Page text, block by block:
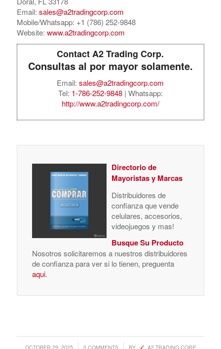
Email: sales@a2tradingcorp.com
Mobile/Whatsapp: +1 (786) 252-9848
Website: www.a2tradingcorp.com
Contact A2 Trading Corp.
Consultas al por mayor solamente.
Email:sales@a2tradingcorp.com
Tel: 1-786-252-9848| Whatsapp:
http://www.a2tradingcorp.com/
Directorio de
Mayoristas y Marcas
Distribuidores de
confianza que vende
celulares, accesorios,
videojuegos y mas!
Busque Su Producto
Nosotros solicitaremos a nuestros distribuidores
de confianza para ver si lo tienen, preguenta
aqui.
OCTOBER 29, 2025
/ 0 COMMENTS
/ BY A2 TRADING CORP